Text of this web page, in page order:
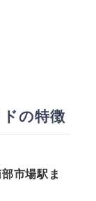
の特徴
市場駅ま